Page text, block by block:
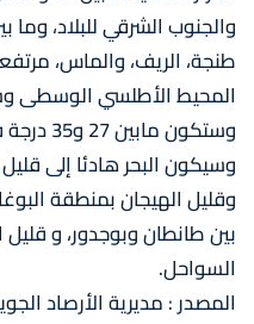
طنجة، الريف، والماس،
المحيط الأطلسي الوسطى
وستكون
وسيكون البحر هادئا إلى
وقليل الهيجان بمنطقة
بين طانطان وبوجدور، و قليل
السواحل.
المصدر : مديرية الأرصاد